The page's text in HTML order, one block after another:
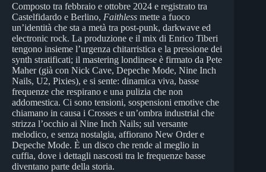
Composto tra febbraio e ottobre 2024 e registrato tra
Castelfidardo e Berlino, Faithless mette a fuoco
un’identità che sta a metà tra post-punk, darkwave ed
electronic rock. La produzione e il mix di Enrico Tiberi
tengono insieme l’urgenza chitarristica e la pressione dei
synth stratificati; il mastering londinese è firmato da Pete
Maher (già con Nick Cave, Depeche Mode, Nine Inch
Nails, U2, Pixies), e si sente: dinamica viva, basse
frequenze che respirano e una pulizia che non
addomestica. Ci sono tensioni, sospensioni emotive che
chiamano in causa i Crosses e un’ombra industrial che
strizza l’occhio ai Nine Inch Nails; sul versante
melodico, e senza nostalgia, affiorano New Order e
Depeche Mode. È un disco che rende al meglio in
cuffia, dove i dettagli nascosti tra le frequenze basse
diventano parte della storia.